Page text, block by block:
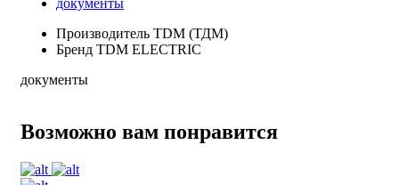
Производитель TDM (ТДМ)
Бренд TDM ELECTRIC
документы
Возможно вам понравится